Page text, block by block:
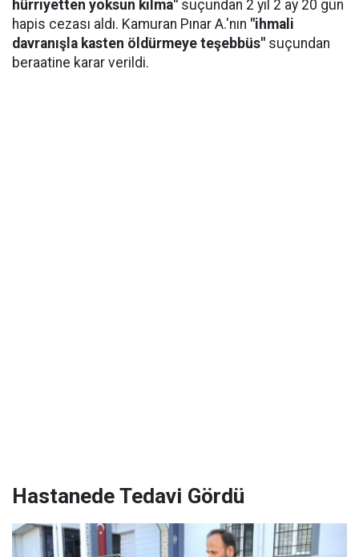
hürriyetten yoksun kılma" suçundan 2 yıl 2 ay 20 gün
hapis cezası aldı. Kamuran Pınar A.'nın "ihmali
davranışla kasten öldürmeye teşebbüs" suçundan
beraatine karar verildi.
Hastanede Tedavi Gördü